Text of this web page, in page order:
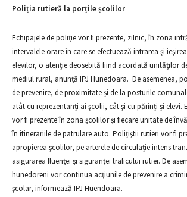
Poliția rutieră la porțile școlilor
Echipajele de poliţie vor fi prezente, zilnic, în zona
intervalele orare în care se efectuează intrarea şi
elevilor, o atenţie deosebită fiind acordată unităţilor
mediul rural, anunță IPJ Hunedoara. De asemenea,
de prevenire, de proximitate şi de la posturile
atât cu reprezentanţi ai şcolii, cât şi cu părinţi şi elevi.
vor fi prezente în zona şcolilor şi fiecare unitate de
în itinerariile de patrulare auto. Poliţiştii rutieri vor fi
apropierea şcolilor, pe arterele de circulaţie intens
asigurarea fluenţei şi siguranţei traficului rutier. De
hunedoreni vor continua acţiunile de prevenire a
şcolar, informează IPJ Huendoara.